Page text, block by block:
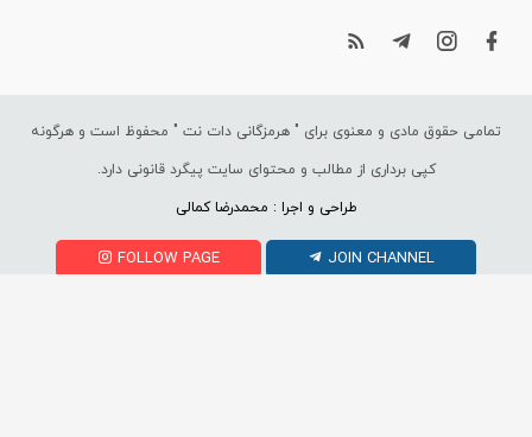
تمامی حقوق مادی و معنوی برای " هرمزگانی دات نت " محفوظ است و هرگونه
کپی برداری از مطالب و محتوای سایت پیگرد قانونی دارد.
طراحی و اجرا : محمدرضا کمالی
FOLLOW PAGE JOIN CHANNEL